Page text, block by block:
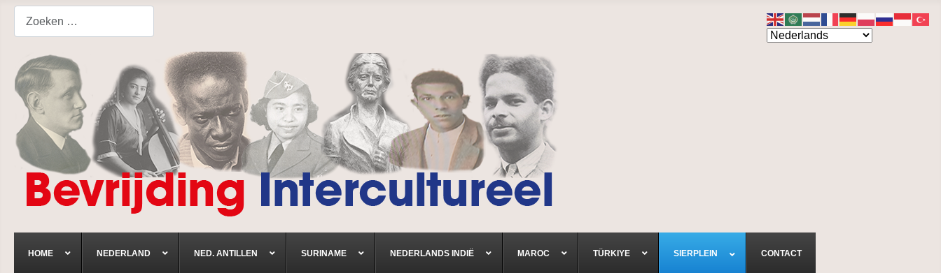
HOME NEDERLAND NED. ANTILLEN SURINAME NEDERLANDS INDIË MAROC TÜRKIYE SIERPLEIN CONTACT